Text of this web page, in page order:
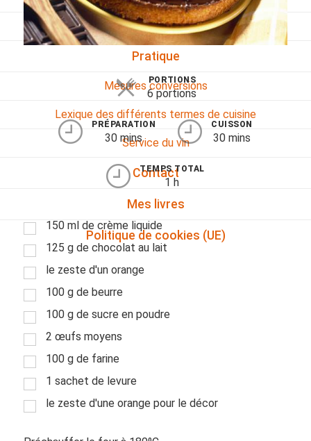
Viandes
Pratique
Mesures conversions
Lexique des différents termes de cuisine
Service du vin
Contact
Mes livres
Politique de cookies (UE)
PORTIONS
6 portions
PRÉPARATION
30 mins
CUISSON
30 mins
TEMPS TOTAL
1 h
150 ml de crème liquide
125 g de chocolat au lait
le zeste d'un orange
100 g de beurre
100 g de sucre en poudre
2 œufs moyens
100 g de farine
1 sachet de levure
le zeste d'une orange pour le décor